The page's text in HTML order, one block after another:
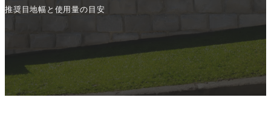
推奨目地幅と使用量の目安